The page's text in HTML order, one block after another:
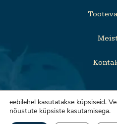
eebilehel kasutatakse küpsiseid.
nõustute küpsiste kasutamisega.